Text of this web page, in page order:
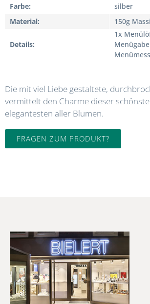
Farbe
silber
Material
150g
Details
1x
Die mit viel Liebe gestaltete,
vermittelt den Charme dieser
elegantesten aller Blumen.
FRAGEN ZUM PRODUKT?